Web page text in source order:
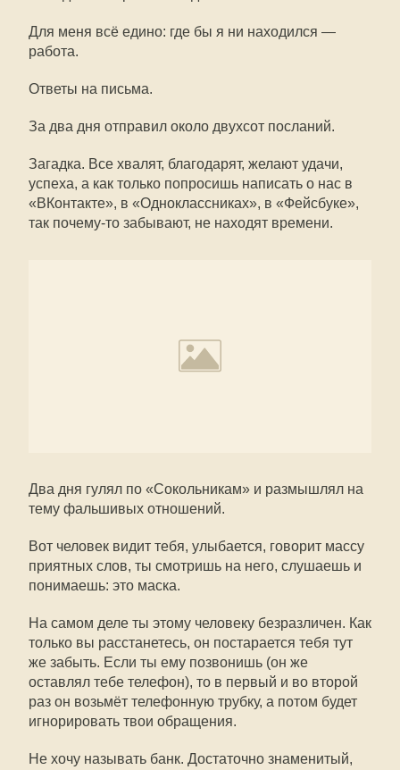
Для меня всё едино: где бы я ни находился —
работа.
Ответы на письма.
За два дня отправил около двухсот посланий.
Загадка. Все хвалят, благодарят, желают удачи,
успеха, а как только попросишь написать о нас в
«ВКонтакте», в «Одноклассниках», в «Фейсбуке»,
так почему-то забывают, не находят времени.
Два дня гулял по «Сокольникам» и размышлял на
тему фальшивых отношений.
Вот человек видит тебя, улыбается, говорит массу
приятных слов, ты смотришь на него, слушаешь и
понимаешь: это маска.
На самом деле ты этому человеку безразличен. Как
только вы расстанетесь, он постарается тебя тут
же забыть. Если ты ему позвонишь (он же
оставлял тебе телефон), то в первый и во второй
раз он возьмёт телефонную трубку, а потом будет
игнорировать твои обращения.
Не хочу называть банк. Достаточно знаменитый,